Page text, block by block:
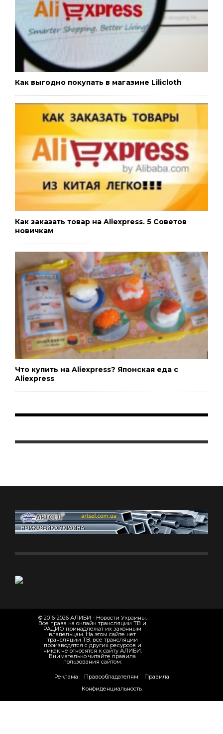
Как выгодно покупать в магазине Lilicloth
Как заказать товар на Aliexpress. 5 Советов
новичкам
Что купить на Aliexpress? Японская еда с
Aliexpress
© 2016-2026 АЛИБИ - Новости Украины.
Все права на онлайн трансляции ТВ и
РАДИО принадлежат их законным
владельцам. На этом сайте нет
трансляции ТВ, все трансляции
производятся с других ресурсов и
никак не относятся к сайту АЛИБИ.
Внимательно читайте правила
пользования сайтом.
Реклама Правообладателям
Правила
Конфиденциальность